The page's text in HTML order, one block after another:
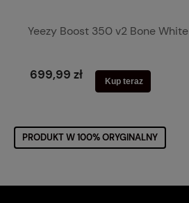
Yeezy Boost 350 v2 Bone White
699,99 zł Kup teraz
PRODUKT W 100% ORYGINALNY